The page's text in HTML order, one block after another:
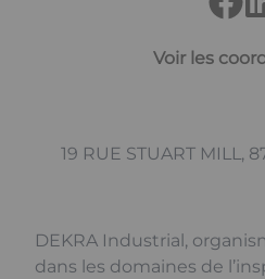
Voir les
19 RUE STUART MILL,
DEKRA Industrial,
dans les domaines de